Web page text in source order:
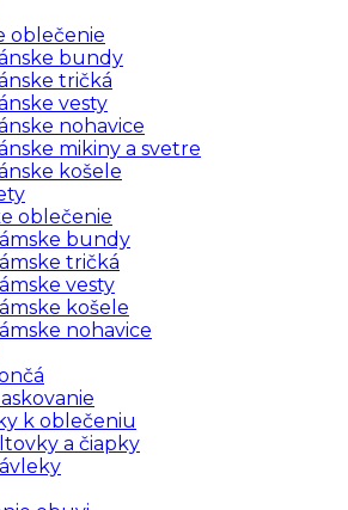
oblečenie
bundy
tričká
vesty
nohavice
mikiny a svetre
košele
oblečenie
bundy
tričká
vesty
košele
nohavice
k oblečeniu
a čiapky